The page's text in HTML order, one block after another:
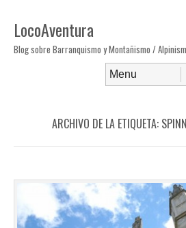
LocoAventura
Blog sobre Barranquismo y Montañismo /
ARCHIVO DE LA ETIQUETA: